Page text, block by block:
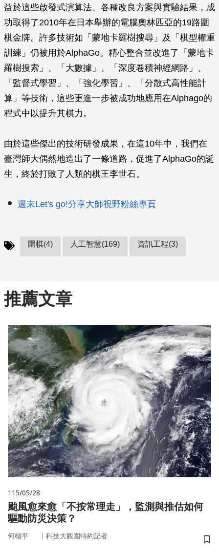
益於這些啟發式演算法、各種改良方案與實驗結果，成
功取得了2010年在日本舉辦的電腦奧林匹亞的19路圍
棋金牌。許多技術如「蒙地卡羅樹搜尋」及「棋型權重
訓練」仍被用於AlphaGo。精心整合並改進了「蒙地卡
羅樹搜索」、「大數據」、「深度卷積神經網路」、
「監督式學習」、「強化學習」、「分散式高性能計
算」等技術，這些更進一步被成功地應用在Alphago的
程式中以提升其棋力。
由於這些傑出的技術研發成果，在這10年中，我們在
臺灣師大偶然地造出了一條道路，促進了AlphaGo的誕
生，終於打敗了人類的棋王李世石。
週末Let's go!分享大師視野粉絲專頁
圍棋(4) 人工智慧(169) 資訊工程(3)
推薦文章
115/05/28
颱風愈來愈「不按常理走」，監測與推估如何
驅動防災決策？
何楷平 ｜ 科技大觀園特約記者
儲